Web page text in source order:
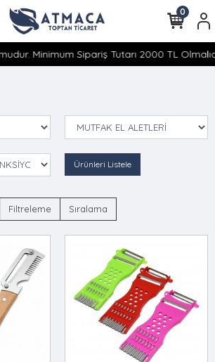
Minimum Sipariş Tutarı 2000 TL
0
Ürünleri Listele
Filtreleme Sıralama